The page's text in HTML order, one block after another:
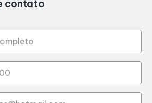
contato